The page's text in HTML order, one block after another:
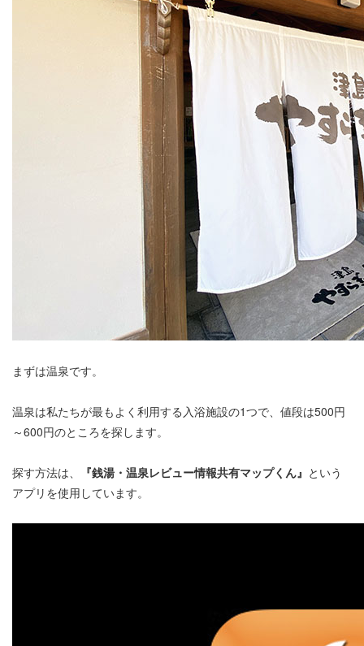
まずは温泉です。
温泉は私たちが最もよく利用する入浴施設の1つで、値段は500円
～600円のところを探します。
探す方法は、 『銭湯・温泉レビュー情報共有マップくん』 という
アプリを使用しています。